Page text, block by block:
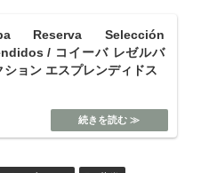
Reserva Selección
/ コイーバ レゼルバ
ション エスプレンディドス